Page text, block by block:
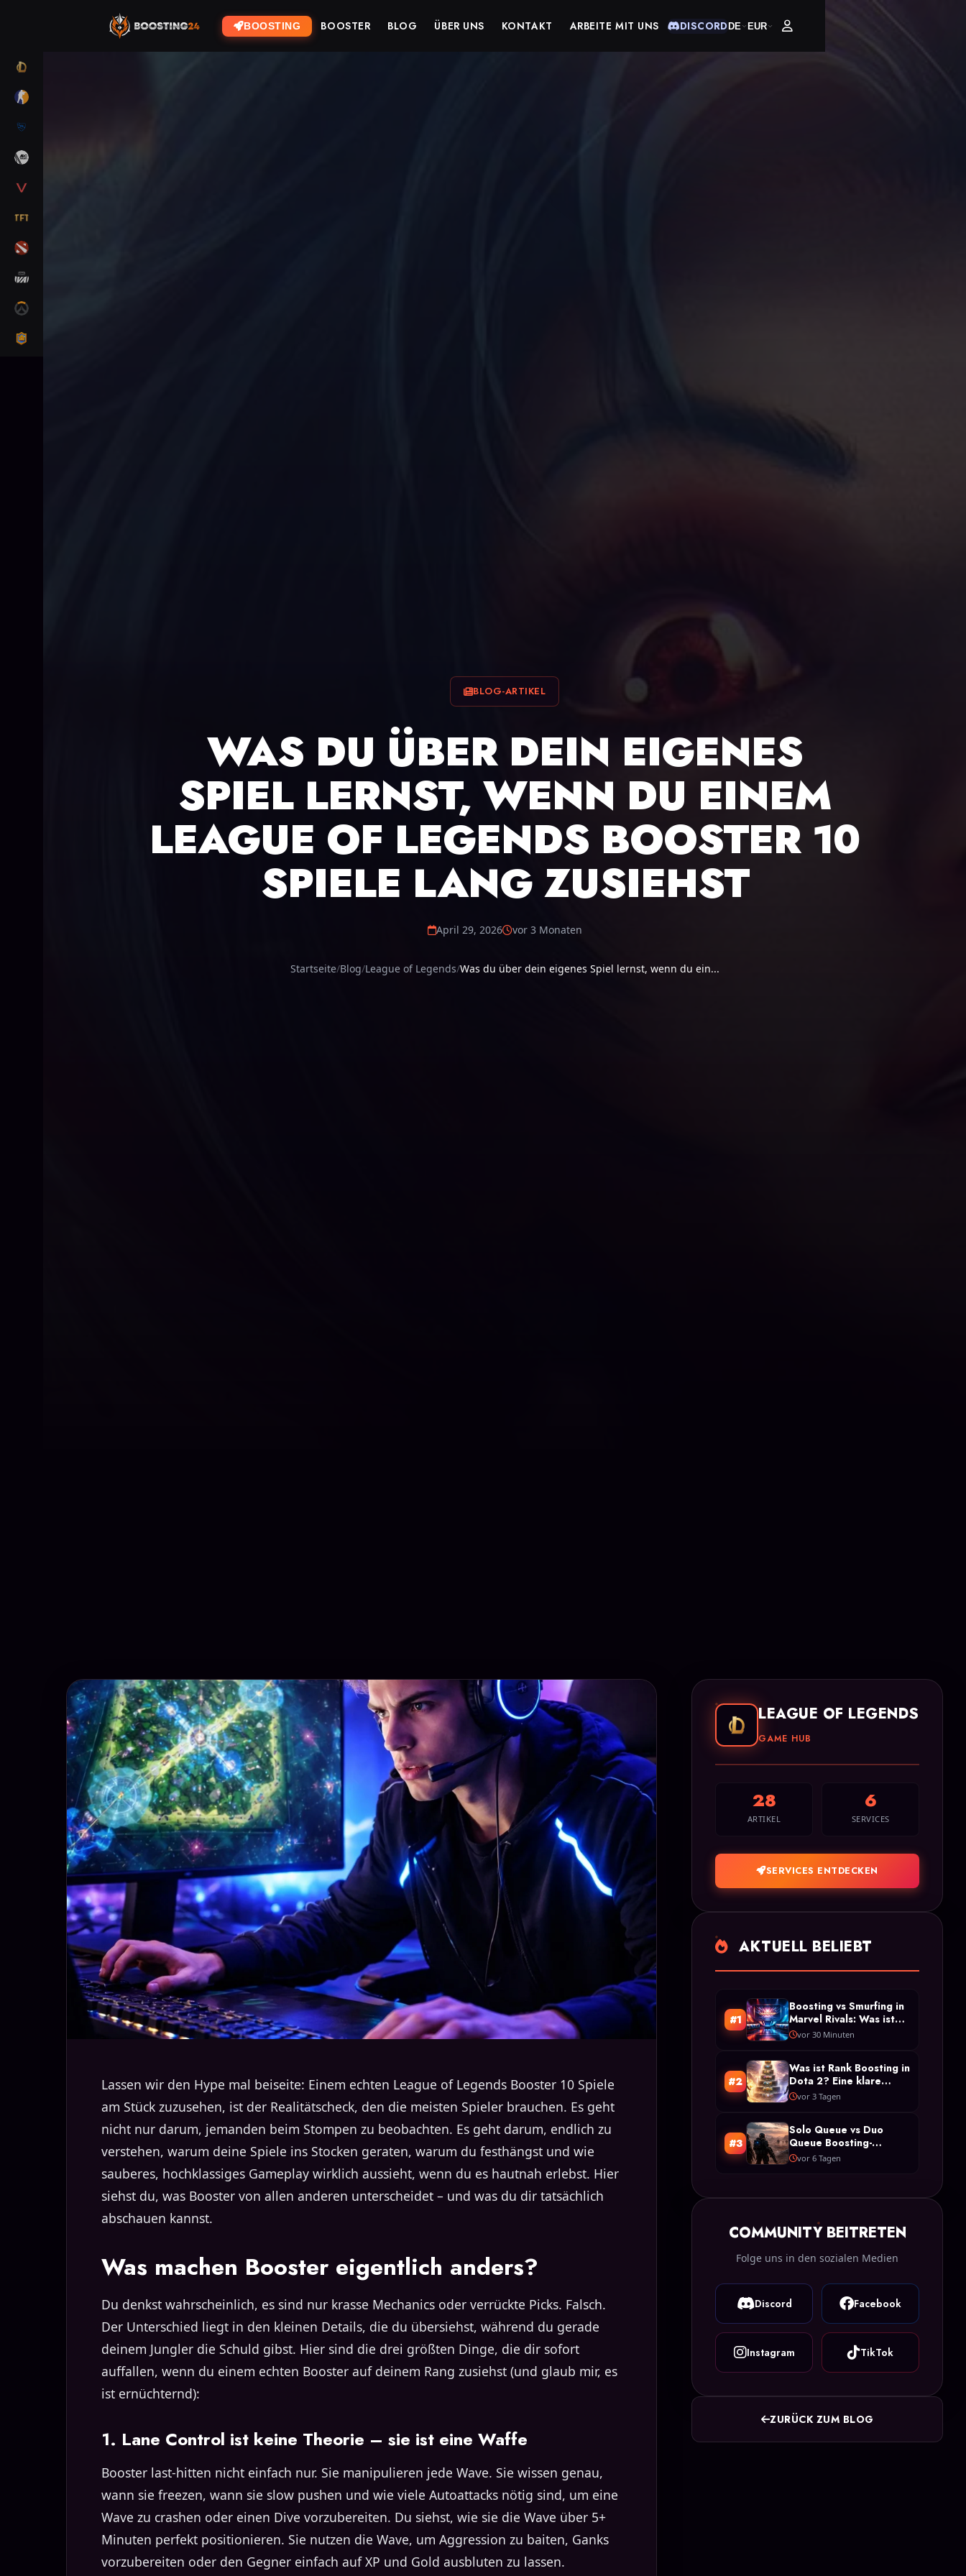
BOOSTING BOOSTER BLOG ÜBER UNS KONTAKT ARBEITE MIT UNS DISCORDDE EUR
BLOG-ARTIKEL
WAS DU ÜBER DEIN EIGENES
SPIEL LERNST, WENN DU EINEM
LEAGUE OF LEGENDS BOOSTER 10
SPIELE LANG ZUSIEHST
April 29, 2026 vor 3 Monaten
Startseite Blog League of Legends Was du über dein eigenes Spiel lernst, wenn du ein...
Lassen wir den Hype mal beiseite: Einem echten League of Legends Booster 10 Spiele
am Stück zuzusehen, ist der Realitätscheck, den die meisten Spieler brauchen. Es geht
nicht nur darum, jemanden beim Stompen zu beobachten. Es geht darum, endlich zu
verstehen, warum deine Spiele ins Stocken geraten, warum du festhängst und wie
sauberes, hochklassiges Gameplay wirklich aussieht, wenn du es hautnah erlebst. Hier
siehst du, was Booster von allen anderen unterscheidet – und was du dir tatsächlich
abschauen kannst.
Was machen Booster eigentlich anders?
Du denkst wahrscheinlich, es sind nur krasse Mechanics oder verrückte Picks. Falsch.
Der Unterschied liegt in den kleinen Details, die du übersiehst, während du gerade
deinem Jungler die Schuld gibst. Hier sind die drei größten Dinge, die dir sofort
auffallen, wenn du einem echten Booster auf deinem Rang zusiehst (und glaub mir, es
ist ernüchternd):
1. Lane Control ist keine Theorie – sie ist eine Waffe
Booster last-hitten nicht einfach nur. Sie manipulieren jede Wave. Sie wissen genau,
wann sie freezen, wann sie slow pushen und wie viele Autoattacks nötig sind, um eine
Wave zu crashen oder einen Dive vorzubereiten. Du siehst, wie sie die Wave über 5+
Minuten perfekt positionieren. Sie nutzen die Wave, um Aggression zu baiten, Ganks
vorzubereiten oder den Gegner einfach auf XP und Gold ausbluten zu lassen.
LEAGUE OF LEGENDS
GAME HUB
28
ARTIKEL
6
SERVICES
SERVICES ENTDECKEN
AKTUELL BELIEBT
#1
Boosting vs Smurfing in
Marvel Rivals: Was ist
der Unterschied?
vor 30 Minuten
#2
Was ist Rank Boosting in
Dota 2? Eine klare
Definition und Typen
vor 3 Tagen
#3
Solo Queue vs Duo
Queue Boosting-
Beschränkungen in Arc
vor 6 Tagen
COMMUNITY BEITRETEN
Folge uns in den sozialen Medien
Discord Facebook
Instagram TikTok
ZURÜCK ZUM BLOG